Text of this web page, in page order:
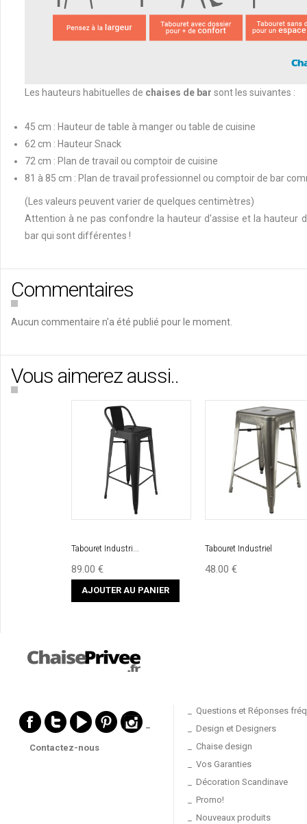
Les hauteurs habituelles de chaises de bar sont les suivantes :
45 cm : Hauteur de table à manger ou table de cuisine
62 cm : Hauteur Snack
72 cm : Plan de travail ou comptoir de cuisine
81 à 85 cm : Plan de travail professionnel ou comptoir de bar
(Les valeurs peuvent varier de quelques centimètres)
Attention à ne pas confondre la hauteur d'assise et la hauteur
bar qui sont différentes !
Commentaires
Aucun commentaire n'a été publié pour le moment.
Vous aimerez aussi..
Tabouret Industri...
89.00 €
AJOUTER AU PANIER
Tabouret Industriel
48.00 €
Contactez-nous
Questions et Réponses
Design et Designers
Chaise design
Vos Garanties
Décoration Scandinave
Promo!
Nouveaux produits